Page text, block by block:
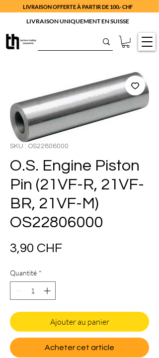
LIVRAISON OFFERTE À PARTIR DE 100.- CHF
LIVRAISON UNIQUEMENT EN SUISSE
SKU : OS22806000
O.S. Engine Piston
Pin (21VF-R, 21VF-
BR, 21VF-M)
OS22806000
3,90 CHFPrix
Quantité *
Ajouter au panier
Acheter cet article